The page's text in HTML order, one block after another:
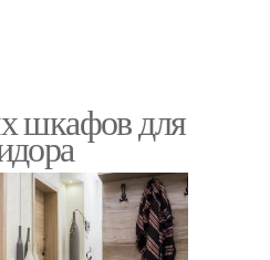
шкафов для